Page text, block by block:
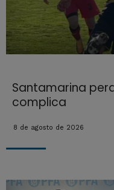
Santamarina
complica
8 de agosto de 2026